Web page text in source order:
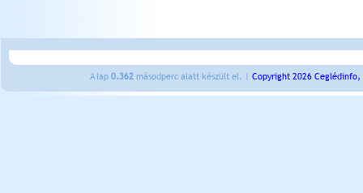
A lap 0.362 másodperc alatt készült el. | Copyright 2026